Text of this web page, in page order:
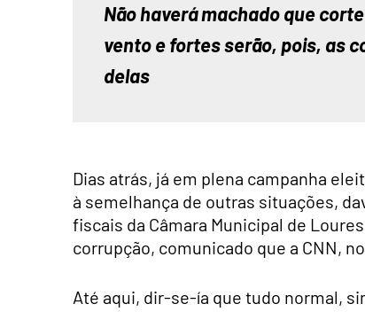
Não haverá machado que
vento e fortes serão, pois, as
delas
Dias atrás, já em plena campanha
à semelhança de outras situações,
fiscais da Câmara Municipal de
corrupção, comunicado que a CNN,
Até aqui, dir-se-ía que tudo normal,